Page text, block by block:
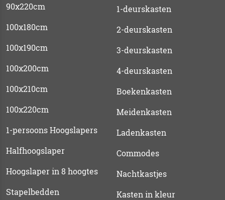
90x220cm
100x180cm
100x190cm
100x200cm
100x210cm
100x220cm
1-persoons Hoogslapers
Halfhoogslaper
Hoogslaper in 8 hoogtes
Stapelbedden
1-deurskasten
2-deurskasten
3-deurskasten
4-deurskasten
Boekenkasten
Meidenkasten
Ladenkasten
Commodes
Nachtkastjes
Kasten in kleur